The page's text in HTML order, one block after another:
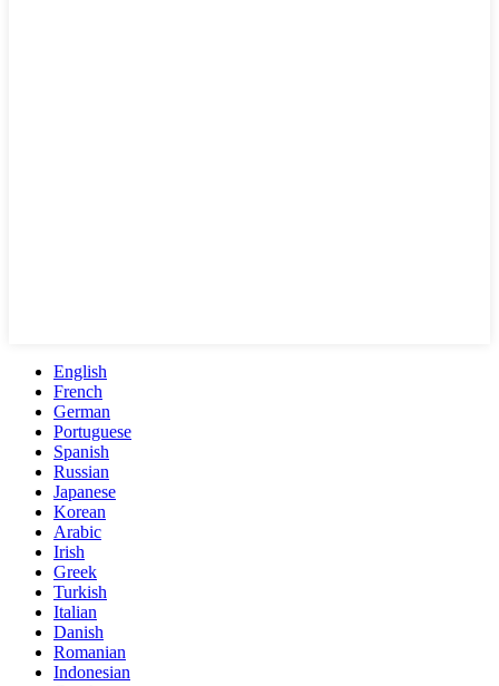
English
French
German
Portuguese
Spanish
Russian
Japanese
Korean
Arabic
Irish
Greek
Turkish
Italian
Danish
Romanian
Indonesian